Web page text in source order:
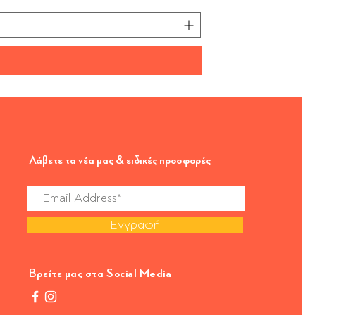
Λάβετε τα νέα μας & ειδικές προσφορές
Εγγραφή
Βρείτε μας στα Social Media